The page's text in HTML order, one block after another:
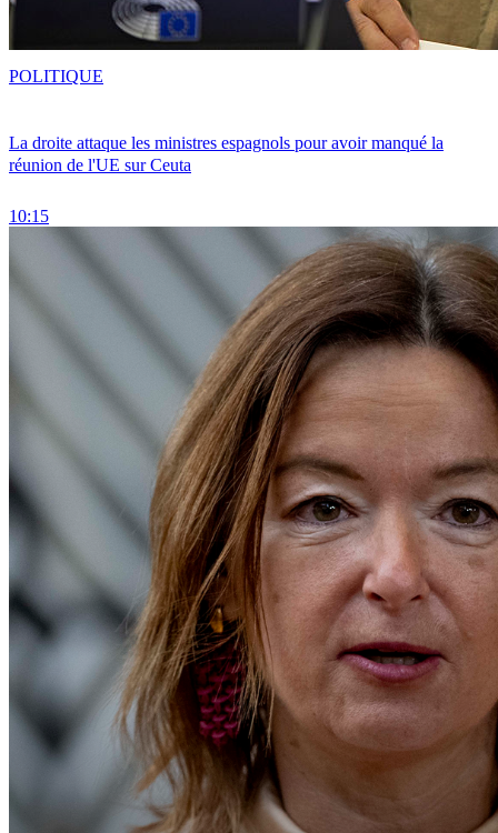
La droite attaque les ministres espagnols pour avoir manqué la
réunion de l'UE sur Ceuta
10:15
POLITIQUE